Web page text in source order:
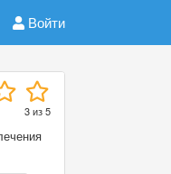
Войти
3из5